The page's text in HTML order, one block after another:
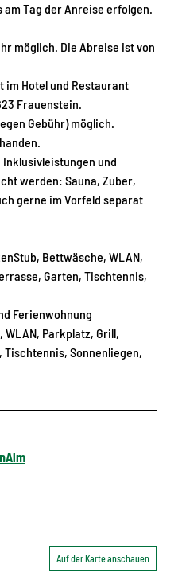
Tag der Anreise erfolgen.
möglich. Die Abreise ist von
im Hotel und Restaurant
Frauenstein.
Gebühr) möglich.
Inklusivleistungen und
werden: Sauna, Zuber,
gerne im Vorfeld separat
Bettwäsche, WLAN,
Garten, Tischtennis,
Ferienwohnung
Parkplatz, Grill,
Tischtennis, Sonnenliegen,
Auf der Karte anschauen